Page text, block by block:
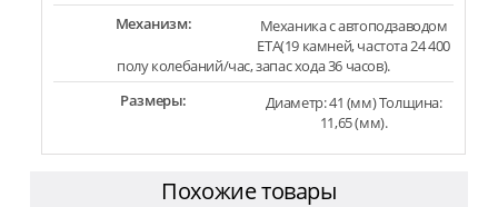
Механизм:
Механика с автоподзаводом
ETA(19 камней, частота 24 400
полу колебаний/час, запас хода 36 часов).
Размеры:
Диаметр: 41 (мм) Толщина:
11,65 (мм).
Похожие товары